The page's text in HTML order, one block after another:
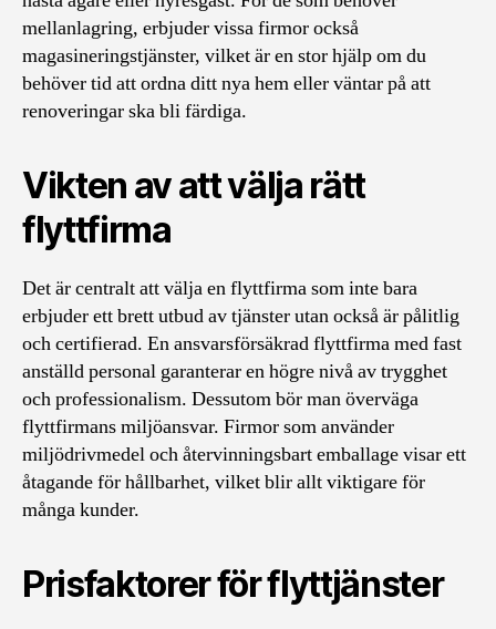
mellanlagring, erbjuder vissa firmor också
magasineringstjänster, vilket är en stor hjälp om du
behöver tid att ordna ditt nya hem eller väntar på att
renoveringar ska bli färdiga.
Vikten av att välja rätt
flyttfirma
Det är centralt att välja en flyttfirma som inte bara
erbjuder ett brett utbud av tjänster utan också är pålitlig
och certifierad. En ansvarsförsäkrad flyttfirma med fast
anställd personal garanterar en högre nivå av trygghet
och professionalism. Dessutom bör man överväga
flyttfirmans miljöansvar. Firmor som använder
miljödrivmedel och återvinningsbart emballage visar ett
åtagande för hållbarhet, vilket blir allt viktigare för
många kunder.
Prisfaktorer för flyttjänster